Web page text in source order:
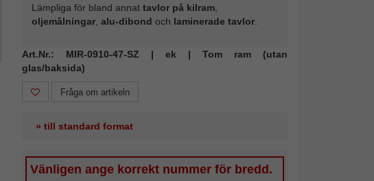
Lämpliga för bland annat tavlor på kilram,
oljemålningar, alu-dibond och laminerade tavlor.
Art.Nr.: MIR-0910-47-SZ | ek | Tom ram (utan
glas/baksida)
Fråga om artikeln
» till standard format
Vänligen ange korrekt nummer för bredd.